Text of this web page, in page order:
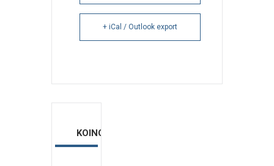
+ iCal / Outlook export
ΚΟΙΝΟΠΟΙΗΣΗ